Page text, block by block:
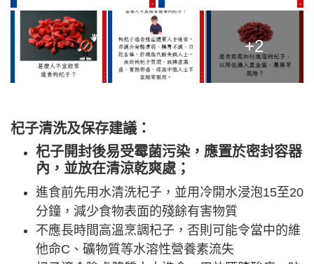
+2
杞子清洗及保存建議：
杞子開封後易受霉菌污染，應置於密封容器
內，並放在清涼乾爽處；
進食前先用水清洗杞子，並用冷開水浸泡15至20
分鐘，減少食物表面的殘餘有害物質
不應長時間高溫烹調杞子，否則可能令當中的維
他命C、礦物質等水溶性營養素流失